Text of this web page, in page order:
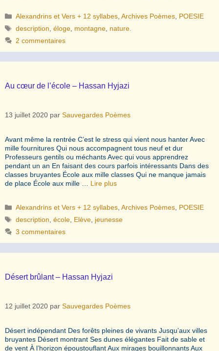
Catégories
Alexandrins et Vers + 12 syllabes ,Archives Poèmes POESIE
Étiquettes
description ,éloge montagne nature.
2 commentaires
Au cœur de l’école – Hassan Hyjazi
13 juillet 2020 par Sauvegardes Poèmes
Avant même la rentrée C’est le stress qui vient nous hanter Avec
mille fournitures Qui nous accompagnent tous neuf et dur
Professeurs gentils ou méchants Avec qui vous apprendrez
pendant un an En faisant des cours parfois intéressants Dans des
classes bruyantes École aux mille classes Qui ne manque jamais
de place École aux mille … Lire plus
Catégories
Alexandrins et Vers + 12 syllabes ,Archives Poèmes POESIE
Étiquettes
description ,école Elève jeunesse
3 commentaires
Désert brûlant – Hassan Hyjazi
12 juillet 2020 par Sauvegardes Poèmes
Désert indépendant Des forêts pleines de vivants Jusqu’aux villes
bruyantes Désert montrant Ses dunes élégantes Fait de sable et
de vent À l’horizon époustouflant Aux mirages bouillonnants Aux